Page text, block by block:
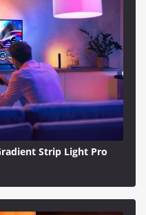
Strip Light Pro